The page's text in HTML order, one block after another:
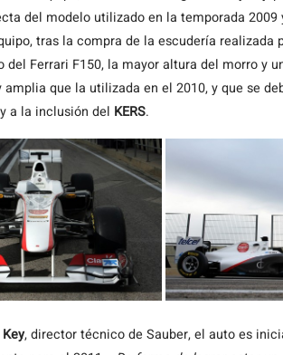
del modelo utilizado en la temporada
tras la compra de la escudería
del Ferrari F150, la mayor altura del morro y
amplia que la utilizada en el 2010, y que se
y a la inclusión del KERS.
, director técnico de Sauber, el auto es